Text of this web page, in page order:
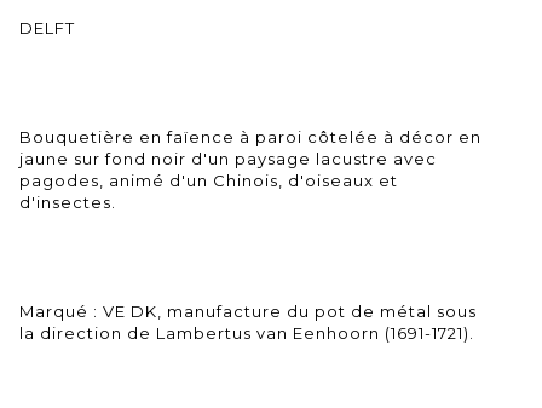
DELFT
Bouquetière en faïence à paroi côtelée à décor en
jaune sur fond noir d'un paysage lacustre avec
pagodes, animé d'un Chinois, d'oiseaux et
d'insectes.
Marqué : VE DK, manufacture du pot de métal sous
la direction de Lambertus van Eenhoorn (1691-1721).